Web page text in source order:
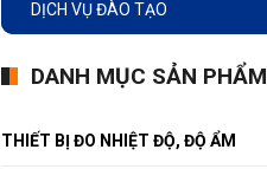
DỊCH VỤ ĐÀO TẠO
DANH MỤC SẢN PHẨM
THIẾT BỊ ĐO NHIỆT ĐỘ, ĐỘ ẨM